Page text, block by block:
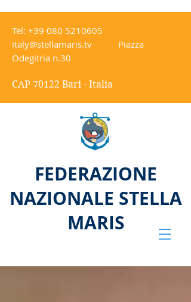
Tel: +39 080 5210605
italy@stellamaris.tv Piazza
Odegitria n.30
CAP 70122 Bari - Italia
FEDERAZIONE
NAZIONALE STELLA
MARIS